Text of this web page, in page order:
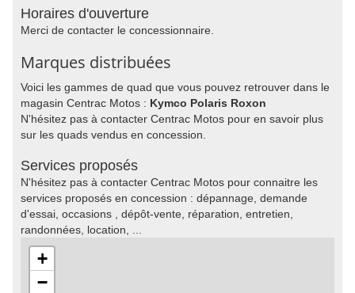
Horaires d'ouverture
Merci de contacter le concessionnaire.
Marques distribuées
Voici les gammes de quad que vous pouvez retrouver dans le
magasin Centrac Motos : Kymco Polaris Roxon
N'hésitez pas à contacter Centrac Motos pour en savoir plus
sur les quads vendus en concession.
Services proposés
N'hésitez pas à contacter Centrac Motos pour connaitre les
services proposés en concession : dépannage, demande
d'essai, occasions , dépôt-vente, réparation, entretien,
randonnées, location, ...
+
−